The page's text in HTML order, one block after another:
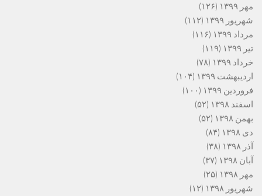
مهر ۱۳۹۹
(۱۲۶)
شهریور ۱۳۹۹
(۱۱۲)
مرداد ۱۳۹۹
(۱۱۶)
تیر ۱۳۹۹
(۱۱۹)
خرداد ۱۳۹۹
(۷۸)
اردیبهشت ۱۳۹۹
(۱۰۴)
فروردین ۱۳۹۹
(۱۰۰)
اسفند ۱۳۹۸
(۵۲)
بهمن ۱۳۹۸
(۵۲)
دی ۱۳۹۸
(۸۴)
آذر ۱۳۹۸
(۳۸)
آبان ۱۳۹۸
(۳۷)
مهر ۱۳۹۸
(۲۵)
شهریور ۱۳۹۸
(۱۲)